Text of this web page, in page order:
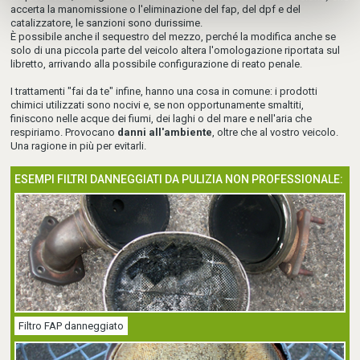
accerta la manomissione o l'eliminazione del fap, del dpf e del
catalizzatore, le sanzioni sono durissime.
È possibile anche il sequestro del mezzo, perché la modifica anche se
solo di una piccola parte del veicolo altera l'omologazione riportata sul
libretto, arrivando alla possibile configurazione di reato penale.
I trattamenti "fai da te" infine, hanno una cosa in comune: i prodotti
chimici utilizzati sono nocivi e, se non opportunamente smaltiti,
finiscono nelle acque dei fiumi, dei laghi o del mare e nell'aria che
respiriamo. Provocano danni all'ambiente, oltre che al vostro veicolo.
Una ragione in più per evitarli.
ESEMPI FILTRI DANNEGGIATI DA PULIZIA NON PROFESSIONALE:
Filtro FAP danneggiato